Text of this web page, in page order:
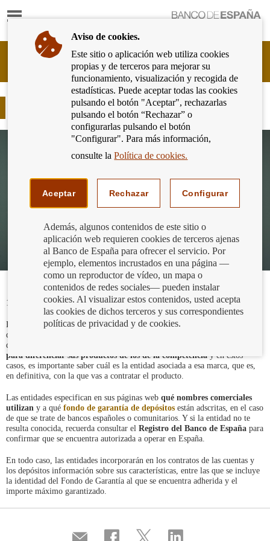
Mostrar
Ir
página
de
inicio
del
Banco
de
España
Cliente
Bancario
Banco
España
Eurosistema,
Marcas comerciales
14/02/2020
Las condiciones de la cuenta parecen interesantes, pero ¿qué banco es ese
del que no había oído hablar antes? Es habitual, sobre todo en los canales
de comercialización digitales, que los bancos
para diferenciar sus productos de los de la competencia y en estos
casos, es importante saber cuál es la entidad asociada a esa marca, que es,
en definitiva, con la que vas a contratar el producto.
Las entidades especifican en sus páginas web qué nombres comerciales
utilizan y a qué fondo de garantía de depósitos están adscritas, en el caso
de que se trate de bancos españoles o comunitarios. Y si la entidad no te
resulta conocida, recuerda consultar el Registro del Banco de España para
confirmar que se encuentra autorizada a operar en España.
En todo caso, las entidades incorporarán en los contratos de las cuentas y
los depósitos información sobre sus características, entre las que se incluye
la identidad del Fondo de Garantía al que se encuentra adherida y el
importe máximo garantizado.
CompartirCompartirCompartirCompartir
Aviso de cookies.
Este sitio o aplicación web utiliza cookies
propias y de terceros para mejorar su
funcionamiento, visualización y recogida de
estadísticas. Puede aceptar todas las cookies
pulsando el botón "Aceptar", rechazarlas
pulsando el botón “Rechazar” o
configurarlas pulsando el botón
"Configurar". Para más información,
consulte laPolítica de cookies.
Aceptar Rechazar Configurar
Además, algunos contenidos de este sitio o
aplicación web requieren cookies de terceros ajenas
al Banco de España para ofrecer el servicio. Por
ejemplo, elementos incrustados en una página —
como un reproductor de vídeo, un mapa o
contenidos de redes sociales— pueden instalar
cookies. Al visualizar estos contenidos, usted acepta
las cookies de dichos terceros y sus correspondientes
políticas de privacidad y de cookies.